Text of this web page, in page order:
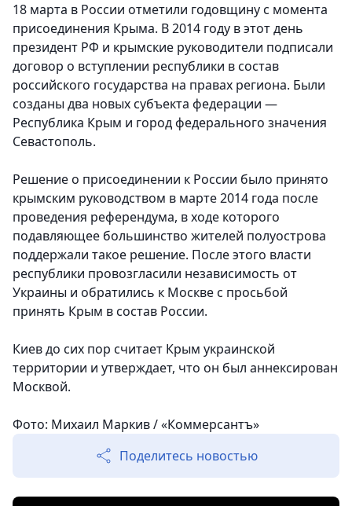
18 марта в России отметили годовщину с момента
присоединения Крыма. В 2014 году в этот день
президент РФ и крымские руководители подписали
договор о вступлении республики в состав
российского государства на правах региона. Были
созданы два новых субъекта федерации —
Республика Крым и город федерального значения
Севастополь.
Решение о присоединении к России было принято
крымским руководством в марте 2014 года после
проведения референдума, в ходе которого
подавляющее большинство жителей полуострова
поддержали такое решение. После этого власти
республики провозгласили независимость от
Украины и обратились к Москве с просьбой
принять Крым в состав России.
Киев до сих пор считает Крым украинской
территории и утверждает, что он был аннексирован
Москвой.
Фото: Михаил Маркив / «Коммерсантъ»
Поделитесь новостью